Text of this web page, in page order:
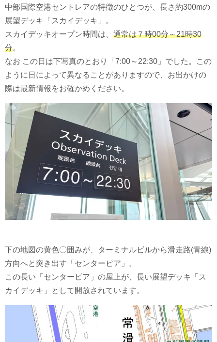
中部国際空港セントレアの特徴のひとつが、長さ約300mの
展望デッキ「スカイデッキ」。
スカイデッキオープン時間は、 通常は７時00分～21時30
分。
なお この日は下写真のとおり「7:00～22:30」でした。この
ように日によって異なることがありますので、お出かけの
際は最新情報をお確かめください。
下の地図の黄色〇囲みが、ターミナルビルから滑走路(青線)
方向へと突き出す「センターピア」。
この長い「センターピア」の屋上が、長い展望デッキ「ス
カイデッキ」として開放されています。